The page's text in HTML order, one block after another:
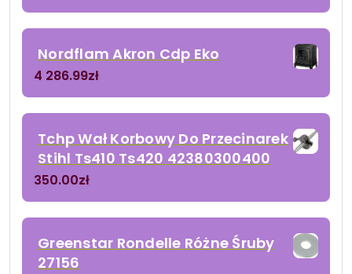
Nordflam Akron Cdp Eko
4 286.99zł
Tchp Wał Korbowy Do Przecinarek
Stihl Ts410 Ts420 42380300400
350.00zł
Greenstar Rondelle Różne Śruby
27156